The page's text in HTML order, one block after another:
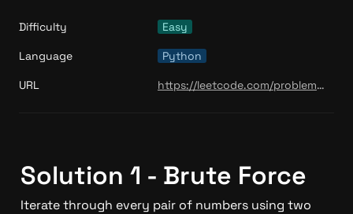
Difficulty Easy
Language Python
URL https://leetcode.com/problems/count-items-matching-a-rule/
Solution 1 - Brute Force
Iterate through every pair of numbers using two